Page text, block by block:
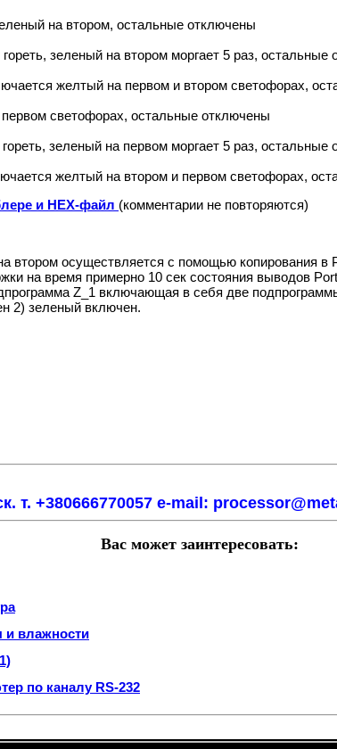
на втором, остальные отключены
зеленый на втором моргает 5 раз, остальные
желтый на первом и втором светофорах,
светофорах, остальные отключены
зеленый на первом моргает 5 раз, остальные
желтый на втором и первом светофорах,
и HEX-файл (комментарии не повторяются)
втором осуществляется с помощью копирования в
на время примерно 10 сек состояния выводов
Z_1 включающая в себя две
2) зеленый включен.
т. +380666770057 e-mail:
Вас может заинтересовать:
и влажности
по каналу RS-232